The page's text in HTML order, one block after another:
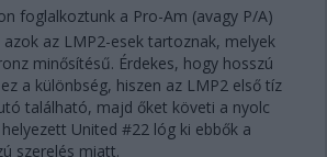
foglalkoztunk a Pro-Am (avagy P/A)
az LMP2-esek tartoznak, melyek
minősítésű. Érdekes, hogy hosszú
a különbség, hiszen az LMP2 első tíz
található, majd őket követi a nyolc
United #22 lóg ki ebbők a
szerelés miatt.